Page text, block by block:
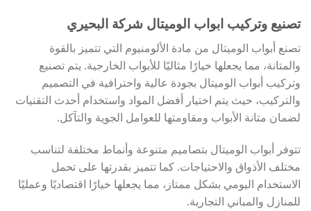
تصنيع وتركيب ابواب الوميتال شركة البحيري
تصنع أبواب الوميتال من مادة الألومنيوم التي تتميز بالقوة
والمتانة، مما يجعلها خيارًا مثاليًا للأبواب الخارجية. يتم تصنيع
وتركيب أبواب الوميتال بجودة عالية واحترافية في التصميم
والتركيب، حيث يتم اختيار أفضل المواد واستخدام أحدث التقنيات
لضمان متانة الأبواب ومقاومتها للعوامل الجوية والتآكل.
تتوفر أبواب الوميتال بتصاميم متنوعة وأنماط مختلفة لتناسب
مختلف الأذواق والاحتياجات. كما تتميز بقدرتها على تحمل
الاستخدام اليومي بشكل ممتاز، مما يجعلها خيارًا اقتصاديًا وعمليًا
للمنازل والمباني التجارية.